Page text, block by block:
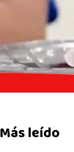
Más leído